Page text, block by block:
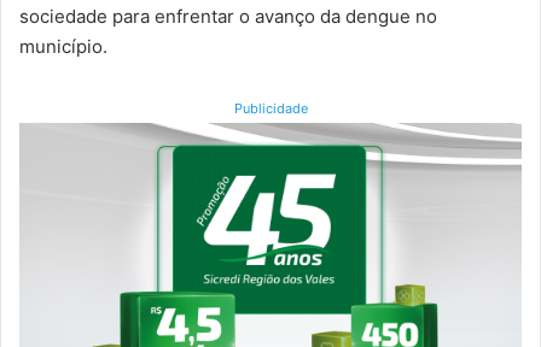
sociedade para enfrentar o avanço da dengue no
município.
Publicidade